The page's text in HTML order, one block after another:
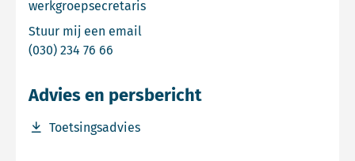
werkgroepsecretaris
Stuur mij een email
(030) 234 76 66
Advies en persbericht
Toetsingsadvies
Download bestand Toetsingsadvies